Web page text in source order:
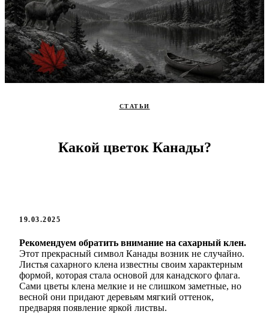
СТАТЬИ
Какой цветок Канады?
19.03.2025
Рекомендуем обратить внимание на сахарный клен.
Этот прекрасный символ Канады возник не случайно.
Листья сахарного клена известны своим характерным
формой, которая стала основой для канадского флага.
Сами цветы клена мелкие и не слишком заметные, но
весной они придают деревьям мягкий оттенок,
предваряя появление яркой листвы.